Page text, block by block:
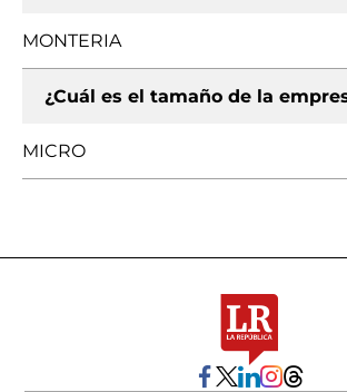
MONTERIA
¿Cuál es el tamaño de la
MICRO